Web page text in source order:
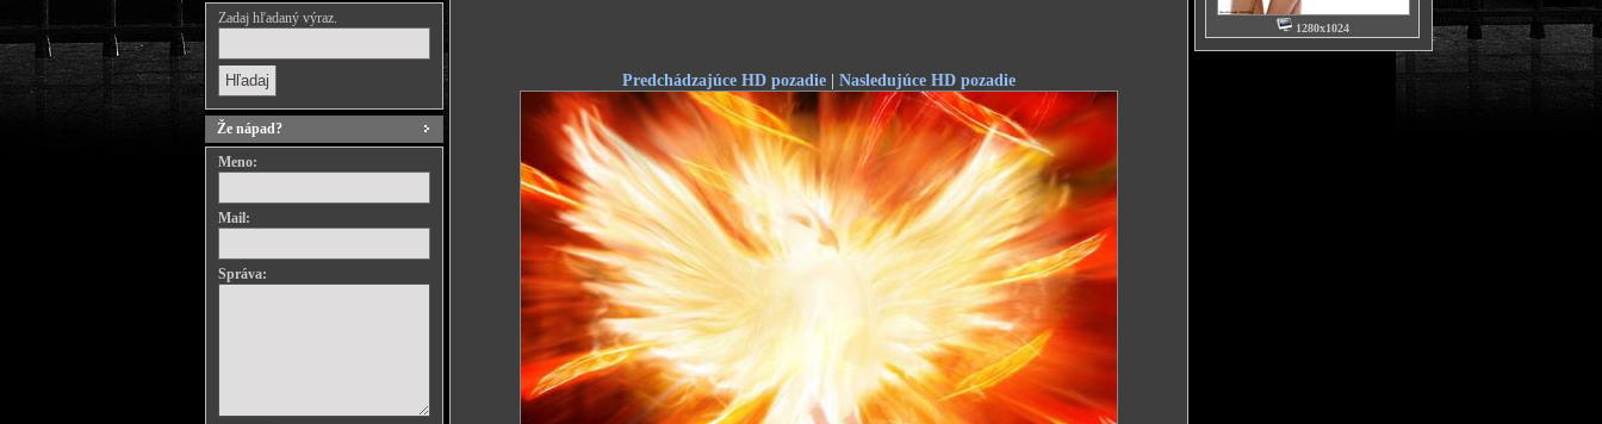
Zadaj hľadaný výraz.
Že nápad?
Meno:
Mail:
Správa:
Predchádzajúce HD pozadie | Nasledujúce HD pozadie
1280x1024